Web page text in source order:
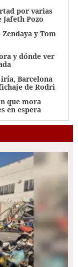
por varias
Pozo
y Tom
y dónde ver
Barcelona
de Rodri
que mora
en espera